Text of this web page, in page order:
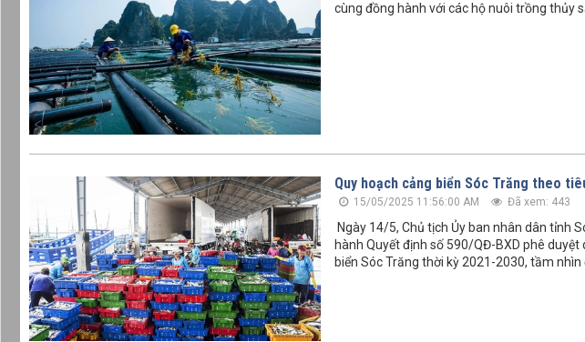
cùng đồng hành với các hộ nuôi trồng thủy
Quy hoạch cảng biển Sóc Trăng theo
15/05/2025 11:56:00 AM Đã xem: 443
Ngày 14/5, Chủ tịch Ủy ban nhân dân tỉnh
hành Quyết định số 590/QĐ-BXD phê
biển Sóc Trăng thời kỳ 2021-2030, tầm nhìn